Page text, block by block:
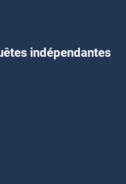
indépendantes